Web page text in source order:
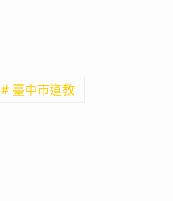
# 臺中市道教